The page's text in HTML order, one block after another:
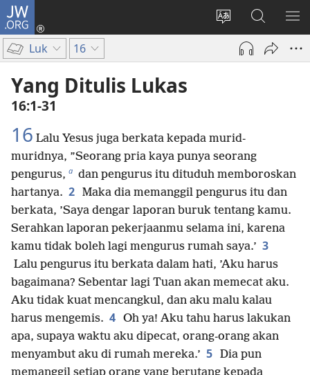
JW.ORG
Ganti
bahasa
situs
Log
(terbuka
Cari
JW.ORG
Luk 16
Yang Ditulis Lukas
16:1-31
16 Lalu Yesus juga berkata kepada murid-
muridnya, ”Seorang pria kaya punya seorang
pengurus, a dan pengurus itu dituduh memboroskan
hartanya. 2 Maka dia memanggil pengurus itu dan
berkata, ’Saya dengar laporan buruk tentang kamu.
Serahkan laporan pekerjaanmu selama ini, karena
kamu tidak boleh lagi mengurus rumah saya.’ 3
Lalu pengurus itu berkata dalam hati, ’Aku harus
bagaimana? Sebentar lagi Tuan akan memecat aku.
Aku tidak kuat mencangkul, dan aku malu kalau
harus mengemis. 4 Oh ya! Aku tahu harus lakukan
apa, supaya waktu aku dipecat, orang-orang akan
menyambut aku di rumah mereka.’ 5 Dia pun